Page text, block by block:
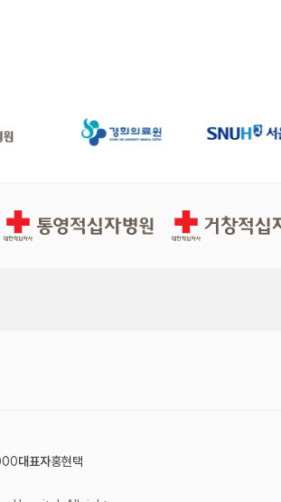
통영적십자병원 거창적십자병원
대표자홍현택